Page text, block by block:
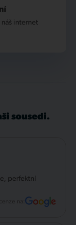
internet
sousedi.
perfektní
na: